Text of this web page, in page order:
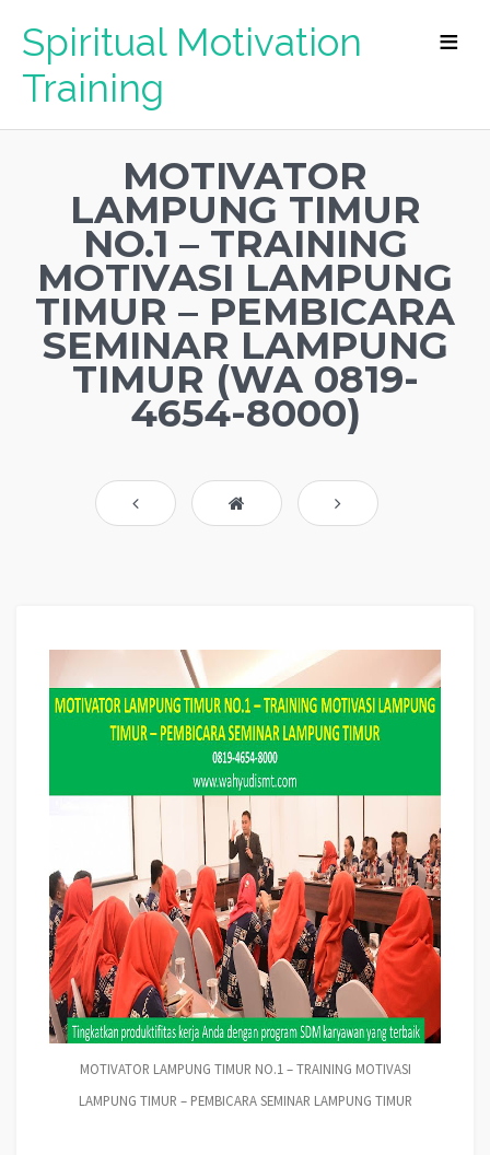
Spiritual Motivation
Training
MOTIVATOR
LAMPUNG TIMUR
NO.1 – TRAINING
MOTIVASI LAMPUNG
TIMUR – PEMBICARA
SEMINAR LAMPUNG
TIMUR (WA 0819-
4654-8000)
MOTIVATOR LAMPUNG TIMUR NO.1 – TRAINING MOTIVASI
LAMPUNG TIMUR – PEMBICARA SEMINAR LAMPUNG TIMUR